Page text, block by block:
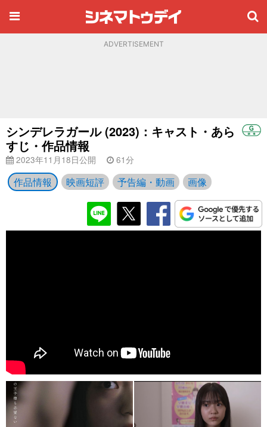
ADVERTISEMENT
シンデレラガール (2023)：キャスト・あら
すじ・作品情報
2023年11月18日公開 61分
作品情報 映画短評 予告編・動画 画像